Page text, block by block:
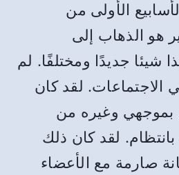
الأولى من
هو الذهاب إلى
شيئا جديدًا ومختلفًا. لم
الاجتماعات. لقد كان
بموجهي وغيره من
لقد كان ذلك
صارمة مع الأعضاء